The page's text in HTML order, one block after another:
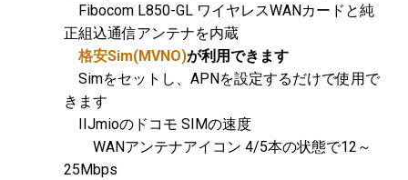
Fibocom L850-GL ワイヤレスWANカードと純
正組込通信アンテナを内蔵
格安Sim(MVNO)が利用できます
Simをセットし、APNを設定するだけで使用で
きます
IIJmioのドコモ SIMの速度
WANアンテナアイコン 4/5本の状態で12～
25Mbps